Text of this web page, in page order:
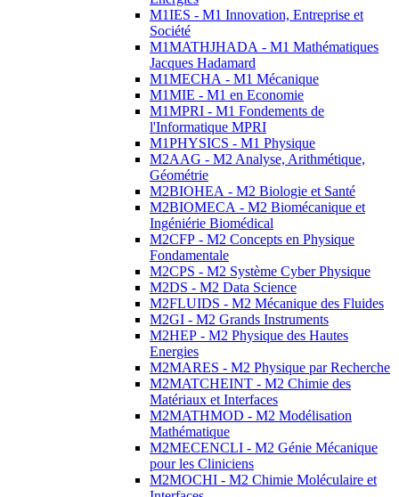
M1IES - M1 Innovation, Entreprise et
Société
M1MATHJHADA - M1 Mathématiques
Jacques Hadamard
M1MECHA - M1 Mécanique
M1MIE - M1 en Economie
M1MPRI - M1 Fondements de
l'Informatique MPRI
M1PHYSICS - M1 Physique
M2AAG - M2 Analyse, Arithmétique,
Géométrie
M2BIOHEA - M2 Biologie et Santé
M2BIOMECA - M2 Biomécanique et
Ingéniérie Biomédical
M2CFP - M2 Concepts en Physique
Fondamentale
M2CPS - M2 Système Cyber Physique
M2DS - M2 Data Science
M2FLUIDS - M2 Mécanique des Fluides
M2GI - M2 Grands Instruments
M2HEP - M2 Physique des Hautes
Energies
M2MARES - M2 Physique par Recherche
M2MATCHEINT - M2 Chimie des
Matériaux et Interfaces
M2MATHMOD - M2 Modélisation
Mathématique
M2MECENCLI - M2 Génie Mécanique
pour les Cliniciens
M2MOCHI - M2 Chimie Moléculaire et